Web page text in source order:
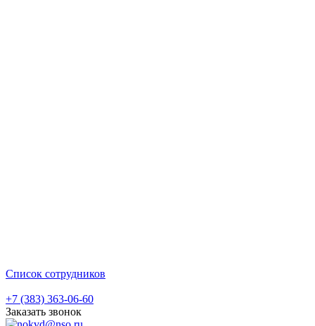
Список сотрудников
+7 (383) 363-06-60
Заказать звонок